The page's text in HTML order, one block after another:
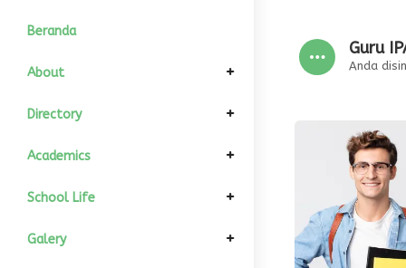
Beranda
About
Elemen Pimpinan
Komite Sekolah
Kepala Sekolah
Wakil Kurikulum
Informasi Umum
Sejarah
Visi dan Misi
Struktur Organisasi
Kondisi Siswa
Directory
GTK
All Siswa
Download
Academics
Kalender Akademik
Departement
School Life
Fasilitas
Galery
Guru
Anda